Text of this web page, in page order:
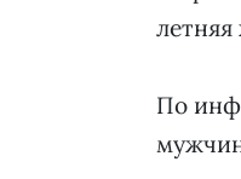
По